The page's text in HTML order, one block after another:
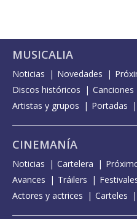
MUSICALIA
Noticias Novedades
Discos históricos
Canciones
Artistas y grupos
Portadas
CINEMANÍA
Noticias Cartelera
Avances
Tráilers
Actores y actrices
Carteles